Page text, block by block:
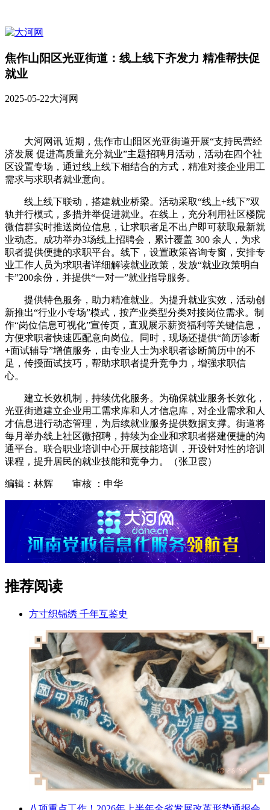
焦作山阳区光亚街道：线上线下齐发力 精准帮扶促
就业
2025-05-22大河网
大河网讯 近期，焦作市山阳区光亚街道开展“支持民营经
济发展 促进高质量充分就业”主题招聘月活动，活动在四个社
区设置专场，通过线上线下相结合的方式，精准对接企业用工
需求与求职者就业意向。
线上线下联动，搭建就业桥梁。活动采取“线上+线下”双
轨并行模式，多措并举促进就业。在线上，充分利用社区楼院
微信群实时推送岗位信息，让求职者足不出户即可获取最新就
业动态。成功举办3场线上招聘会，累计覆盖 300 余人，为求
职者提供便捷的求职平台。线下，设置政策咨询专窗，安排专
业工作人员为求职者详细解读就业政策，发放“就业政策明白
卡”200余份，并提供“一对一”就业指导服务。
提供特色服务，助力精准就业。为提升就业实效，活动创
新推出“行业小专场”模式，按产业类型分类对接岗位需求。制
作“岗位信息可视化”宣传页，直观展示薪资福利等关键信息，
方便求职者快速匹配意向岗位。同时，现场还提供“简历诊断
+面试辅导”增值服务，由专业人士为求职者诊断简历中的不
足，传授面试技巧，帮助求职者提升竞争力，增强求职信
心。
建立长效机制，持续优化服务。为确保就业服务长效化，
光亚街道建立企业用工需求库和人才信息库，对企业需求和人
才信息进行动态管理，为后续就业服务提供数据支撑。街道将
每月举办线上社区微招聘，持续为企业和求职者搭建便捷的沟
通平台。联合职业培训中心开展技能培训，开设针对性的培训
课程，提升居民的就业技能和竞争力。（张卫霞）
编辑：林辉 审核 ：申华
推荐阅读
方寸织锦绣 千年互鉴史